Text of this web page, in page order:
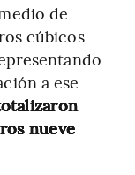
de
cúbicos
a ese
nueve